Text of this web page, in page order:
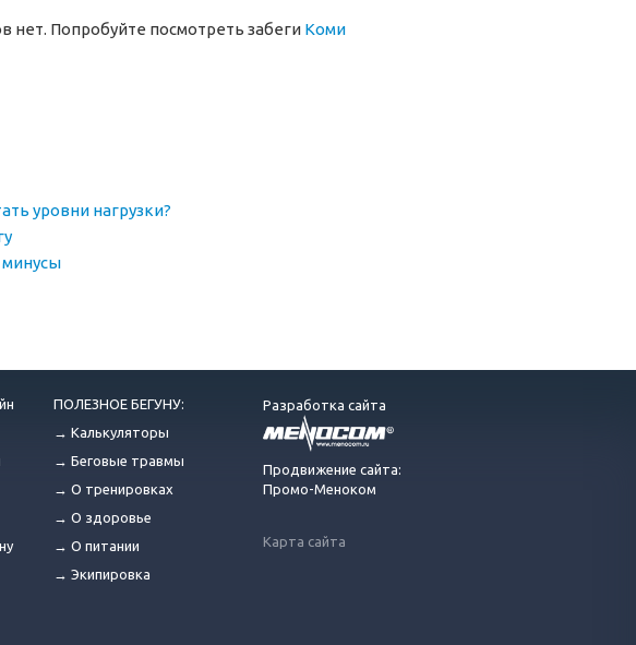
Попробуйте посмотреть забеги Коми
уровни нагрузки?
ПОЛЕЗНОЕ БЕГУНУ:
→ Калькуляторы
→ Беговые травмы
→ О тренировках
→ О здоровье
→ О питании
→ Экипировка
Разработка сайта
Продвижение сайта:
Промо-Меноком
Карта сайта